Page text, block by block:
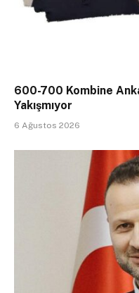
600-700 Kombine
Yakışmıyor
6 Ağustos 2026